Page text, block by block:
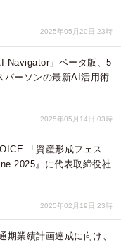
2025年05月20日 23時
Navigator」ベータ版、5
パーソンの最新AI活用術
2025年05月14日 03時
「資産形成フェス
2025』に代表取締役社
2025年02月19日 23時
期業績計画達成に向け、